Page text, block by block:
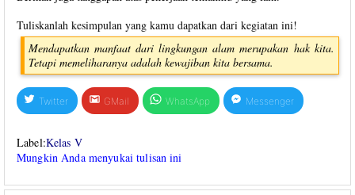
Tuliskanlah kesimpulan yang kamu dapatkan dari kegiatan ini!
Mendapatkan manfaat dari lingkungan alam merupakan hak kita.
Tetapi memeliharanya adalah kewajiban kita bersama.
Twitter GMail WhatsApp Messenger
Label:Kelas V
Mungkin Anda menyukai tulisan ini